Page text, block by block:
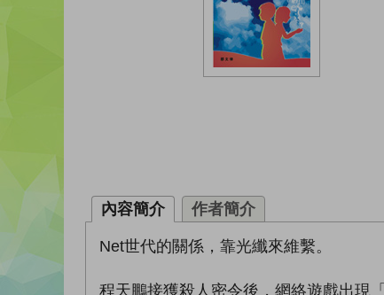
內容簡介 作者簡介
Net世代的關係，靠光纖來維繫。
程天鵬接獲殺人密令後，網絡遊戲出現